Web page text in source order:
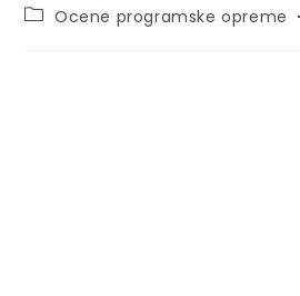
Ocene programske opreme